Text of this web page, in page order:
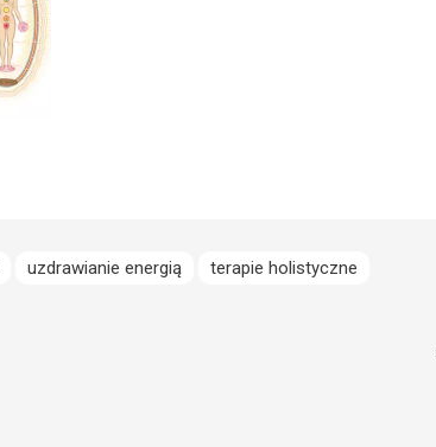
uzdrawianie energią terapie holistyczne